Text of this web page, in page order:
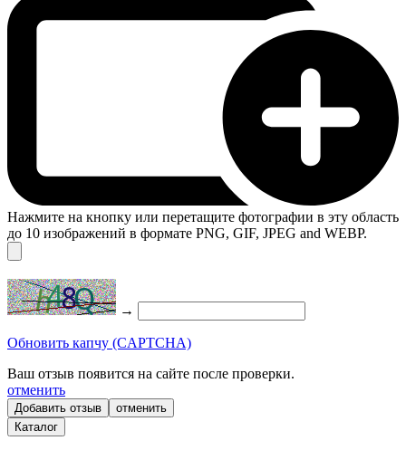
Нажмите на кнопку или перетащите фотографии в эту область
до 10 изображений в формате PNG, GIF, JPEG and WEBP.
→
Обновить капчу (CAPTCHA)
Ваш отзыв появится на сайте после проверки.
отменить
отменить
Каталог